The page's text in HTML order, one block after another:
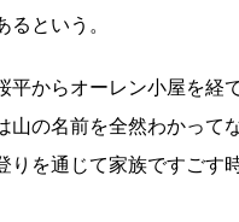
という。
平からオーレン小屋を
山の名前を全然わかっ
りを通じて家族ですごす